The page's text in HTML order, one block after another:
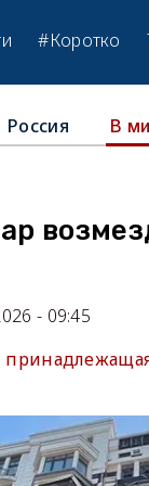
#Коротко
Россия В
- 09:45